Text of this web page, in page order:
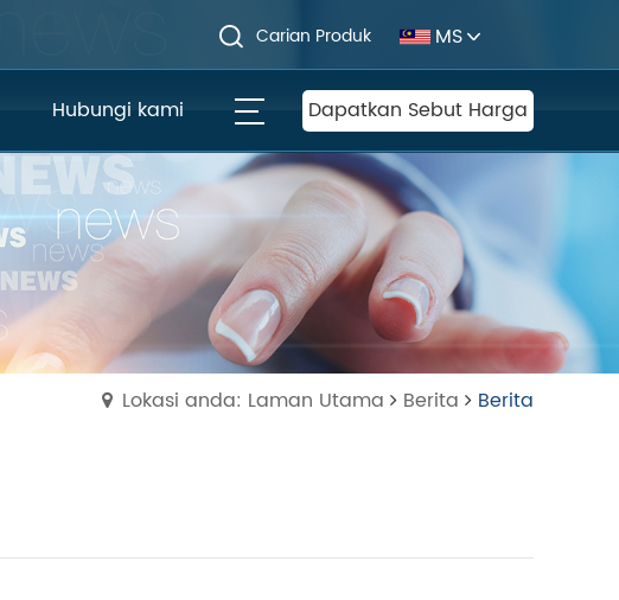
Carian Produk MS
Hubungi kami Dapatkan Sebut Harga
Lokasi anda: Laman Utama Berita Berita